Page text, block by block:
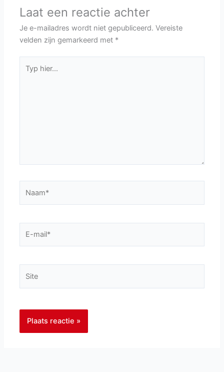
Laat een reactie achter
Je e-mailadres wordt niet gepubliceerd. Vereiste
velden zijn gemarkeerd met *
hier...